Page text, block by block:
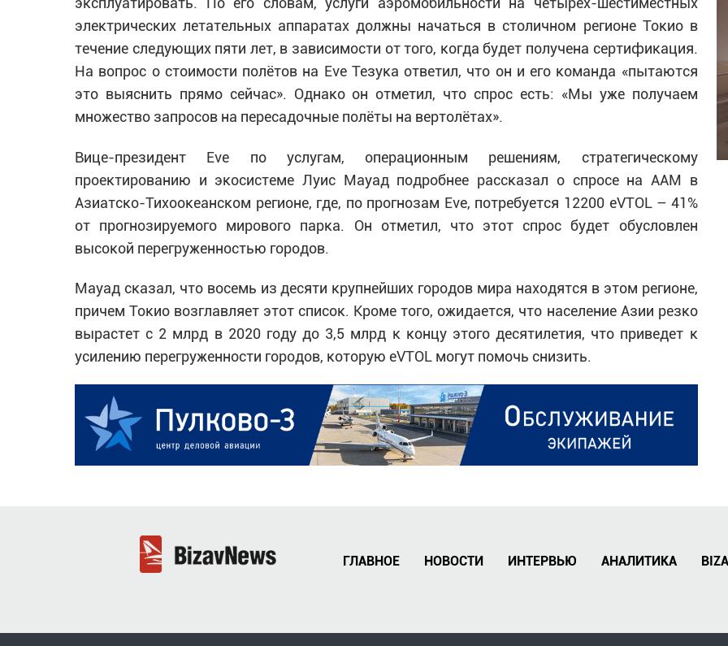
электрических летательных аппаратах должны начаться в столичном регионе Токио в
течение следующих пяти лет, в зависимости от того, когда будет получена сертификация.
На вопрос о стоимости полётов на Eve Тезука ответил, что он и его команда «пытаются
это выяснить прямо сейчас». Однако он отметил, что спрос есть: «Мы уже получаем
множество запросов на пересадочные полёты на вертолётах».
Вице-президент Eve по услугам, операционным решениям, стратегическому
проектированию и экосистеме Луис Мауад подробнее рассказал о спросе на AAM в
Азиатско-Тихоокеанском регионе, где, по прогнозам Eve, потребуется 12200 eVTOL – 41%
от прогнозируемого мирового парка. Он отметил, что этот спрос будет обусловлен
высокой перегруженностью городов.
Мауад сказал, что восемь из десяти крупнейших городов мира находятся в этом регионе,
причем Токио возглавляет этот список. Кроме того, ожидается, что население Азии резко
вырастет с 2 млрд в 2020 году до 3,5 млрд к концу этого десятилетия, что приведет к
усилению перегруженности городов, которую eVTOL могут помочь снизить.
ГЛАВНОЕ НОВОСТИ ИНТЕРВЬЮ АНАЛИТИКА